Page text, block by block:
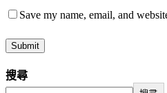
Save my name, email, and
搜尋